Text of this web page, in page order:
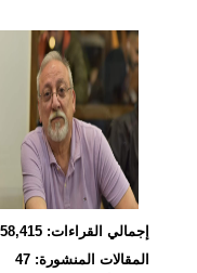
إجمالي القراءات: 1,058,415
المقالات المنشورة: 47